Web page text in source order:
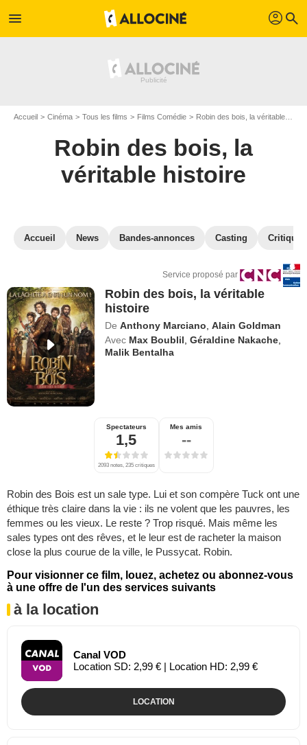
menu profil search
Accueil Cinéma Tous les films Films Comédie Robin des bois, la véritable histoire
Robin des bois, la
véritable histoire
Accueil News Bandes-annonces Casting
Service proposé par
Robin des bois, la véritable
histoire
De Anthony Marciano ,Alain Goldman
Avec Max Boublil ,Géraldine Nakache
Malik Bentalha
Spectateurs
1,5
2093 notes, 235 critiques
Mes amis
--
Robin des Bois est un sale type. Lui et son compère Tuck ont une
éthique très claire dans la vie : ils ne volent que les pauvres, les
femmes ou les vieux. Le reste ? Trop risqué. Mais même les
sales types ont des rêves, et le leur est de racheter la maison
close la plus courue de la ville, le Pussycat. Robin.
Pour visionner ce film, louez, achetez ou abonnez-vous
à une offre de l'un des services suivants
à la location
Canal VOD
Location SD: 2,99 € | Location HD: 2,99 €
LOCATION